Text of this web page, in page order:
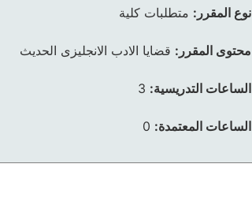
نوع المقرر: متطلبات كلية
محتوى المقرر: قضايا الادب الانجليزى الحديث
الساعات التدريسية: 3
الساعات المعتمدة: 0